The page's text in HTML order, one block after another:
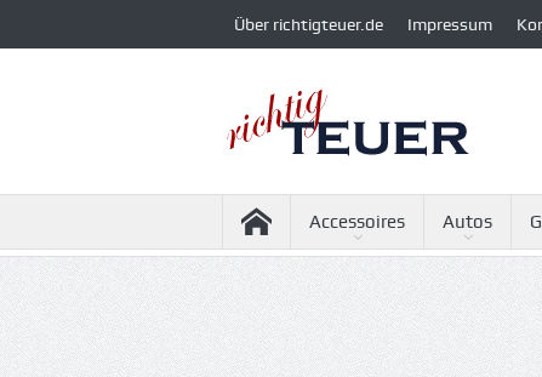
Über richtigteuer.de Impressum
Accessoires Autos